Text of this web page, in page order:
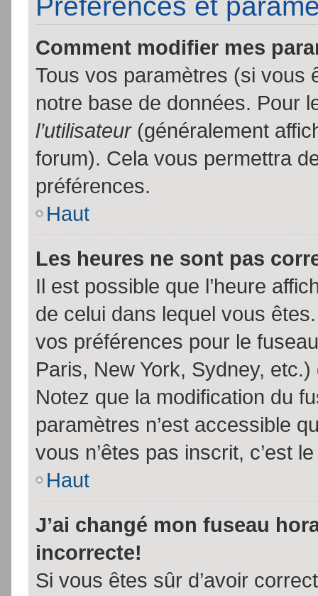
Comment modifier mes
Tous vos paramètres (si vous
notre base de données. Pour
l’utilisateur(généralement
forum). Cela vous permettra
préférences.
Haut
Les heures ne sont pas
Il est possible que l’heure
de celui dans lequel vous
vos préférences pour le
Paris, New York, Sydney,
Notez que la modification du
paramètres n’est accessible
vous n’êtes pas inscrit, c’est
Haut
J’ai changé mon fuseau
incorrecte!
Si vous êtes sûr d’avoir